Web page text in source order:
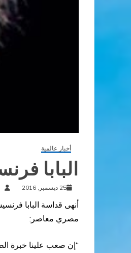
أخبار عالمية
البابا
25 ديسمبر, 2016
مصري معاصر:
“إن صعب علينا خبرة